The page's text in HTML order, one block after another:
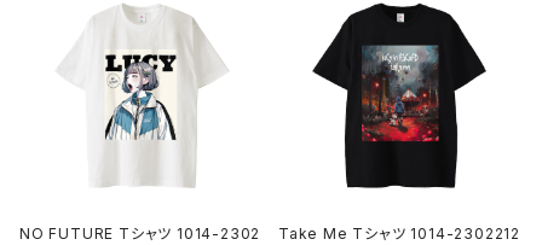
NO FUTURE Tシャツ 1014-2302
Take Me Tシャツ 1014-2302212